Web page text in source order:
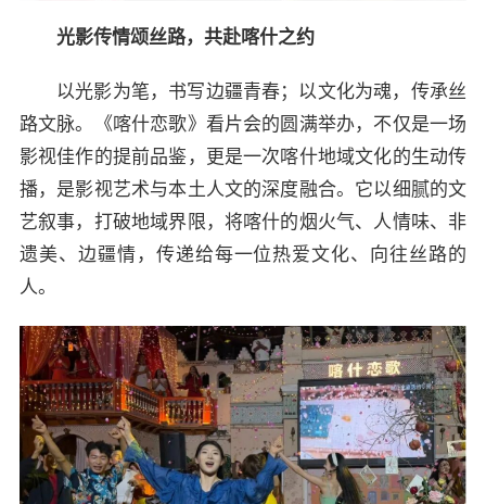
光影传情颂丝路，共赴喀什之约
以光影为笔，书写边疆青春；以文化为魂，传承丝
路文脉。《喀什恋歌》看片会的圆满举办，不仅是一场
影视佳作的提前品鉴，更是一次喀什地域文化的生动传
播，是影视艺术与本土人文的深度融合。它以细腻的文
艺叙事，打破地域界限，将喀什的烟火气、人情味、非
遗美、边疆情，传递给每一位热爱文化、向往丝路的
人。